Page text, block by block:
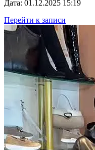
Дата: 01.12.2025 15:19
Перейти к записи